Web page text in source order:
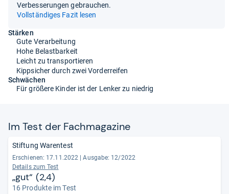
Verbesserungen gebrauchen.
Vollständiges Fazit lesen
Stärken
Gute Verarbeitung
Hohe Belastbarkeit
Leicht zu transportieren
Kippsicher durch zwei Vorderreifen
Schwächen
Für größere Kinder ist der Lenker zu niedrig
Im Test der Fach­ma­ga­zine
Stiftung Warentest
Erschienen: 17.11.2022 | Ausgabe: 12/2022
Details zum Test
„gut“ (2,4)
16 Produkte im Test